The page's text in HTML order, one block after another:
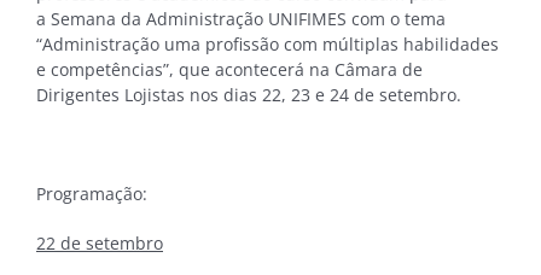
a Semana da Administração UNIFIMES com o tema
“Administração uma profissão com múltiplas habilidades
e competências”, que acontecerá na Câmara de
Dirigentes Lojistas nos dias 22, 23 e 24 de setembro.
Programação:
22 de setembro